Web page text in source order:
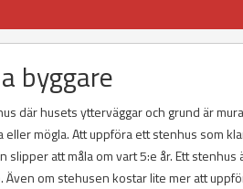
byggare
där husets ytterväggar och grund är
mögla. Att uppföra ett stenhus som
att måla om vart 5:e år. Ett stenhus
om stehusen kostar lite mer att